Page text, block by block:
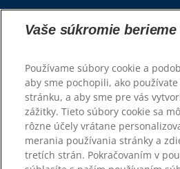
© 2025 Hill's Pet Nutrition,
Všetky práva vyhradené.
Vaše súkromie berieme
Používame súbory cookie a
aby sme pochopili, ako
stránku, a aby sme pre vás
zážitky. Tieto súbory cookie sa
rôzne účely vrátane
merania používania stránky a
tretích strán. Pokračovaním v